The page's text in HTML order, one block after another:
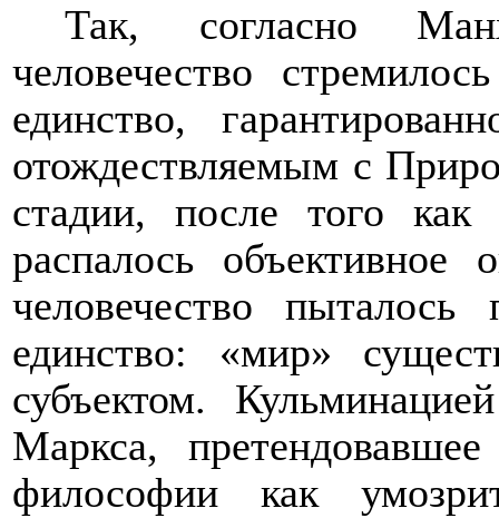
Так, согласно
человечество
единство,
отождествляемым с
стадии, после того как
распалось объективное
человечество
единство: «мир»
субъектом.
Маркса,
философии как